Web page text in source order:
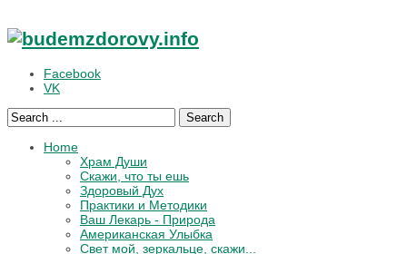
Facebook
VK
Search
Home
Храм Души
Скажи, что ты ешь
Здоровый Дух
Практики и Методики
Ваш Лекарь - Природа
Американская Улыбка
Свет мой, зеркальце, скажи...